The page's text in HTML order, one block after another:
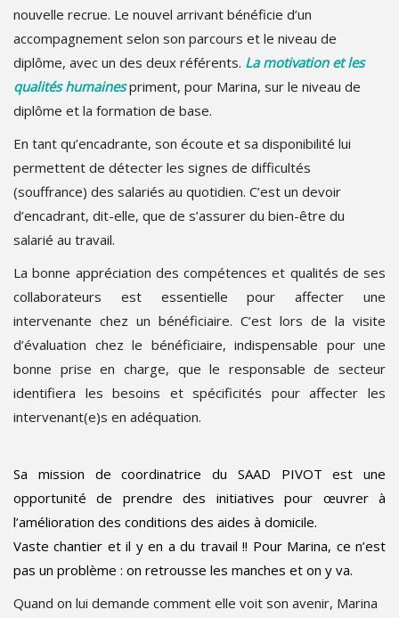
nouvelle recrue. Le nouvel arrivant bénéficie d’un
accompagnement selon son parcours et le niveau de
diplôme, avec un des deux référents. La motivation et les
qualités humainespriment, pour Marina, sur le niveau de
diplôme et la formation de base.
En tant qu’encadrante, son écoute et sa disponibilité lui
permettent de détecter les signes de difficultés
(souffrance) des salariés au quotidien. C’est un devoir
d’encadrant, dit-elle, que de s’assurer du bien-être du
salarié au travail.
La bonne appréciation des compétences et qualités de ses
collaborateurs est essentielle pour affecter une
intervenante chez un bénéficiaire. C’est lors de la visite
d’évaluation chez le bénéficiaire, indispensable pour une
bonne prise en charge, que le responsable de secteur
identifiera les besoins et spécificités pour affecter les
intervenant(e)s en adéquation.
Sa mission de coordinatrice du SAAD PIVOT est une
opportunité de prendre des initiatives pour œuvrer à
l’amélioration des conditions des aides à domicile.
Vaste chantier et il y en a du travail !! Pour Marina, ce n’est
pas un problème : on retrousse les manches et on y va.
Quand on lui demande comment elle voit son avenir, Marina